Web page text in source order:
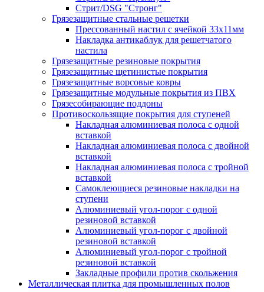
Стрит/DSG "Стронг"
Грязезащитные стальные решетки
Прессованный настил с ячейкой 33х11мм
Накладка антикаблук для решетчатого
настила
Грязезащитные резиновые покрытия
Грязезащитные щетинистые покрытия
Грязезащитные ворсовые ковры
Грязезащитные модульные покрытия из ПВХ
Грязесобирающие поддоны
Противоскользящие покрытия для ступеней
Накладная алюминиевая полоса с одной
вставкой
Накладная алюминиевая полоса с двойной
вставкой
Накладная алюминиевая полоса с тройной
вставкой
Самоклеющиеся резиновые накладки на
ступени
Алюминиевый угол-порог с одной
резиновой вставкой
Алюминиевый угол-порог с двойной
резиновой вставкой
Алюминиевый угол-порог с тройной
резиновой вставкой
Закладные профили против скольжения
Металлическая плитка для промышленных полов